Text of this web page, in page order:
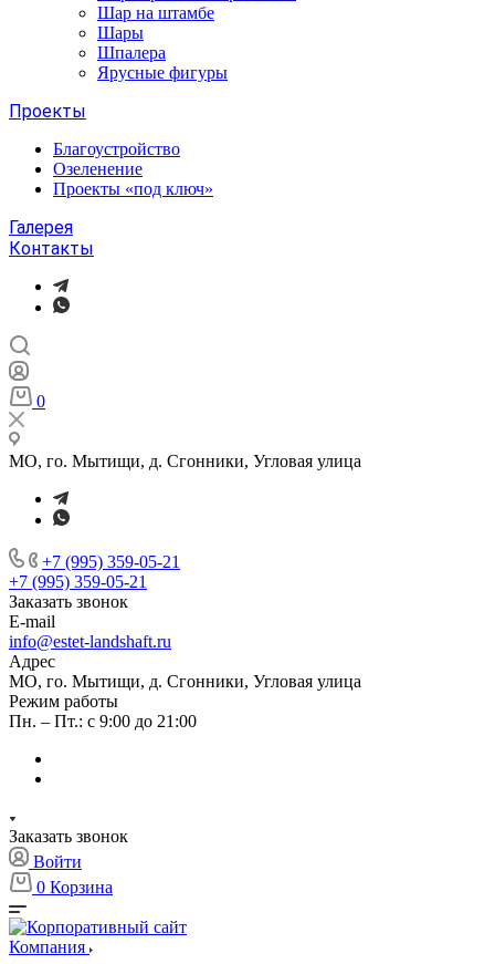
Шар на штамбе
Шары
Шпалера
Ярусные фигуры
Проекты
Благоустройство
Озеленение
Проекты «под ключ»
Галерея
Контакты
0
МО, го. Мытищи, д. Сгонники, Угловая улица
+7 (995) 359-05-21
+7 (995) 359-05-21
Заказать звонок
E-mail
info@estet-landshaft.ru
Адрес
МО, го. Мытищи, д. Сгонники, Угловая улица
Режим работы
Пн. – Пт.: с 9:00 до 21:00
Заказать звонок
Войти
0 Корзина
Компания